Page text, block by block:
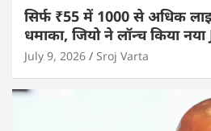
सिर्फ ₹55 में 1000 से अधिक
धमाका, जियो ने लॉन्च किया
July 9, 2026 Sroj Varta